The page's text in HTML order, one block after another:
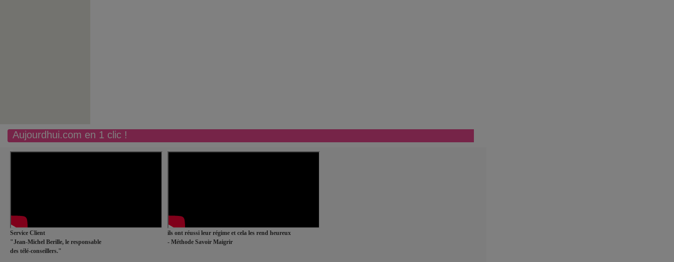
Aujourdhui.com en 1 clic !
Service Client
"Jean-Michel Berille, le responsable
des télé-conseillers."
ils ont réussi leur régime et cela les rend heureux
- Méthode Savoir Maigrir